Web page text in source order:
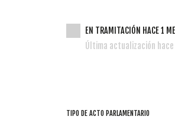
EN TRAMITACIÓN HACE 1
Última actualización hace
TIPO DE ACTO PARLAMENTARIO